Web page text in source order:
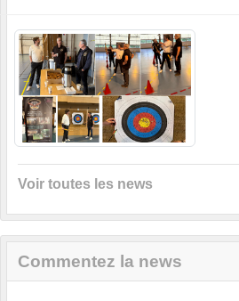
Voir toutes les news
Commentez la news